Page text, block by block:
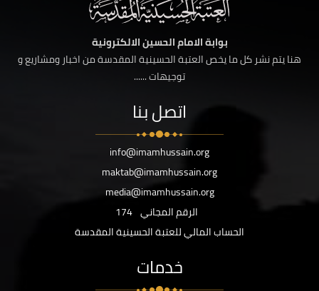
بوابة الامام الحسين الالكترونية
هنا يتم نشر كل ما يخص العتبة الحسينية المقدسة من اخبار ومشاريع و
توجيهات ......
اتصل بنا
info@imamhussain.org
maktab@imamhussain.org
media@imamhussain.org
الرقم المجاني 174
الحساب المالي للعتبة الحسينية المقدسة
خدمات